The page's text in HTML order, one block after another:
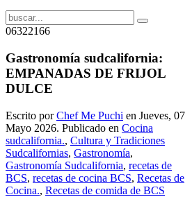
06322166
Gastronomía sudcalifornia:
EMPANADAS DE FRIJOL
DULCE
Escrito porChef Me Puchi en Jueves, 07
Mayo 2026. Publicado en Cocina
sudcalifornia., Cultura y Tradiciones
Sudcalifornias, Gastronomía,
Gastronomía Sudcalifornia, recetas de
BCS, recetas de cocina BCS, Recetas de
Cocina., Recetas de comida de BCS